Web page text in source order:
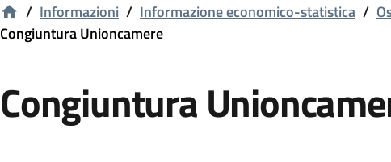
/ Informazioni / Informazione economico-statistica /
Congiuntura Unioncamere
Congiuntura